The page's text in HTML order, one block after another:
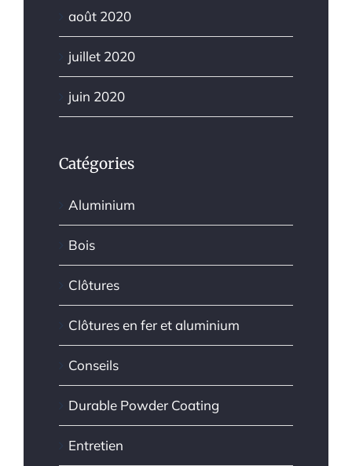
août 2020
juillet 2020
juin 2020
Catégories
Aluminium
Bois
Clôtures
Clôtures en fer et aluminium
Conseils
Durable Powder Coating
Entretien